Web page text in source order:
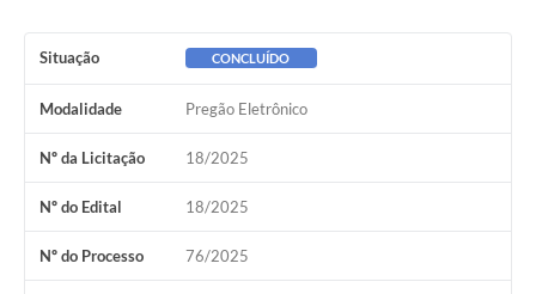
Situação CONCLUÍDO
Modalidade Pregão Eletrônico
Nº da Licitação 18/2025
Nº do Edital 18/2025
Nº do Processo 76/2025